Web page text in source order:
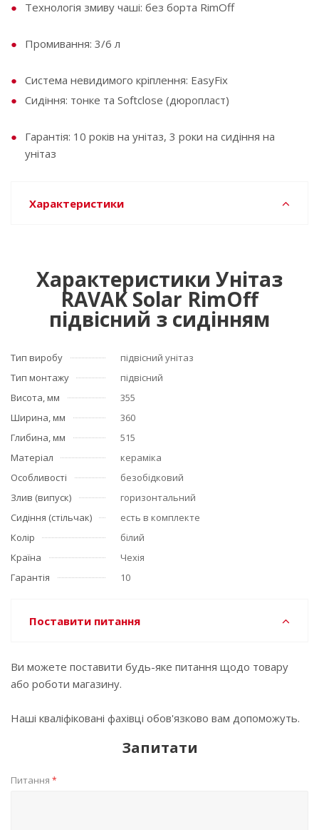
Технологія змиву чаші: без борта RimOff
Промивання: 3/6 л
Система невидимого кріплення: EasyFix
Сидіння: тонке та Softclose (дюропласт)
Гарантія: 10 років на унітаз, 3 роки на сидіння на
унітаз
Характеристики
Характеристики Унітаз
RAVAK Solar RimOff
підвісний з сидінням
Тип виробу
підвісний унітаз
Тип монтажу
підвісний
Висота, мм
355
Ширина, мм
360
Глибина, мм
515
Матеріал
кераміка
Особливості
безобідковий
Злив (випуск)
горизонтальний
Сидіння (стільчак)
есть в комплекте
Колір
білий
Країна
Чехія
Гарантія
10
Поставити питання
Ви можете поставити будь-яке питання щодо товару
або роботи магазину.
Наші кваліфіковані фахівці обов'язково вам допоможуть.
Запитати
Питання *